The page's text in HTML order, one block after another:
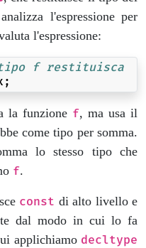
l'espressione per
l'espressione:
tipo f restituisca
;
la funzione f, ma usa il
come tipo per somma.
lo stesso tipo che
f.
const di alto livello e
dal modo in cui lo fa
applichiamo decltype